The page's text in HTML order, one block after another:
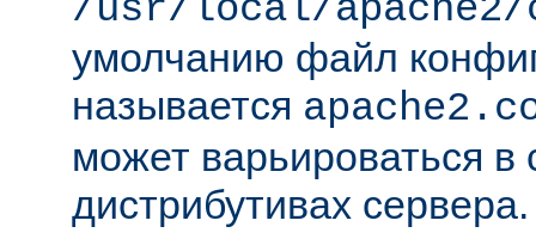
/usr/local/apache2/
умолчанию файл
называется
может варьироваться в
дистрибутивах сервера.